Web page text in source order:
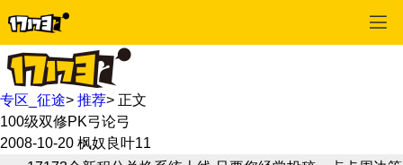
专区_征途> 推荐> 正文
100级双修PK弓论弓
2008-10-20 枫奴良叶11